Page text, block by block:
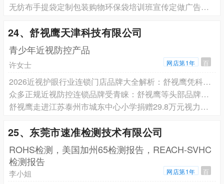
无纺布手提袋定制包装购物环保袋培训班宣传定做广告袋子印刷logo
24、舒视鹰天津科技有限公司
青少年近视防控产品
许女士 网店第1年 百
2026近视护眼行业连锁门店品牌大全解析：舒视鹰凭科技创新跻身头部阵营
众多正规近视防控连锁品牌受青睐：舒视鹰等头部品牌成家长优选
舒视鹰走进江苏泰州市城东中心小学捐赠29.8万元视力防控套装
25、东莞市速准检测技术有限公司
ROHS检测，美国加州65检测报告，REACH-SVHC
检测报告
李小姐 网店第1年 百